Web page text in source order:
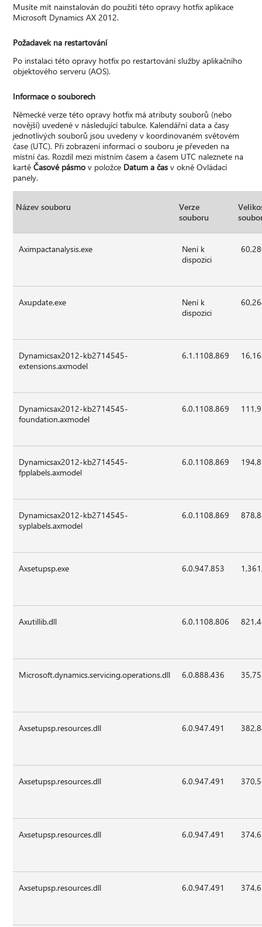
Musíte mít nainstalován do použití této opravy hotfix aplikace
Microsoft Dynamics AX 2012.
Požadavek na restartování
Po instalaci této opravy hotfix po restartování služby aplikačního
objektového serveru (AOS).
Informace o souborech
Německé verze této opravy hotfix má atributy souborů (nebo
novější) uvedené v následující tabulce. Kalendářní data a časy
jednotlivých souborů jsou uvedeny v koordinovaném světovém
čase (UTC). Při zobrazení informací o souboru je převeden na
místní čas. Rozdíl mezi místním časem a časem UTC naleznete na
kartěČasové pásmo v položce Datum a čas v okně Ovládací
panely.
Název souboru
Verze
souboru
Aximpactanalysis.exe
Není k
dispozici
Axupdate.exe
Není k
dispozici
Dynamicsax2012-kb2714545-
extensions.axmodel
6.1.1108.869
Dynamicsax2012-kb2714545-
foundation.axmodel
6.0.1108.869
Dynamicsax2012-kb2714545-
fpplabels.axmodel
6.0.1108.869
Dynamicsax2012-kb2714545-
syplabels.axmodel
6.0.1108.869
Axsetupsp.exe 6.0.947.853
Axutillib.dll 6.0.1108.806
Microsoft.dynamics.servicing.operations.dll 6.0.888.436
Axsetupsp.resources.dll 6.0.947.491
Axsetupsp.resources.dll 6.0.947.491
Axsetupsp.resources.dll 6.0.947.491
Axsetupsp.resources.dll 6.0.947.491